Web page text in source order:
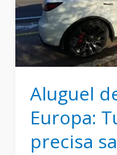
Aluguel
Europa:
precisa